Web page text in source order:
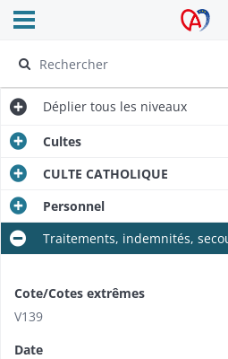
Archives
Ouvrir le menu déroulant
Déplier tous les niveaux
Cultes
CULTE CATHOLIQUE
Personnel
Traitements, indemnités,
Cote/Cotes extrêmes
V139
Date